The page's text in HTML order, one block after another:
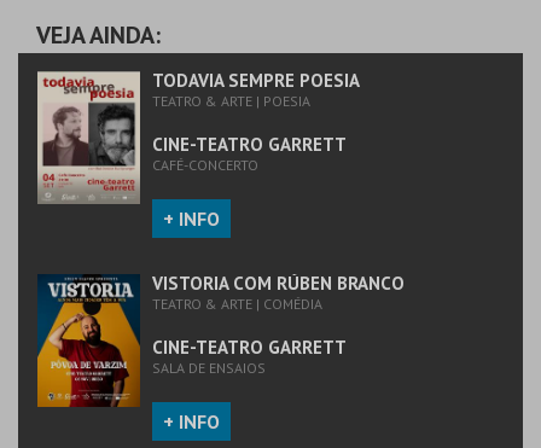
GARRETT
MAIS INFO
COMPRAR
MAIS INFO
VEJA AINDA:
TODAVIA SEMPRE POESIA
TEATRO & ARTE | POESIA
CINE-TEATRO GARRETT
CAFÉ-CONCERTO
+ INFO
VISTORIA COM RÚBEN BRANCO
TEATRO & ARTE | COMÉDIA
CINE-TEATRO GARRETT
SALA DE ENSAIOS
+ INFO